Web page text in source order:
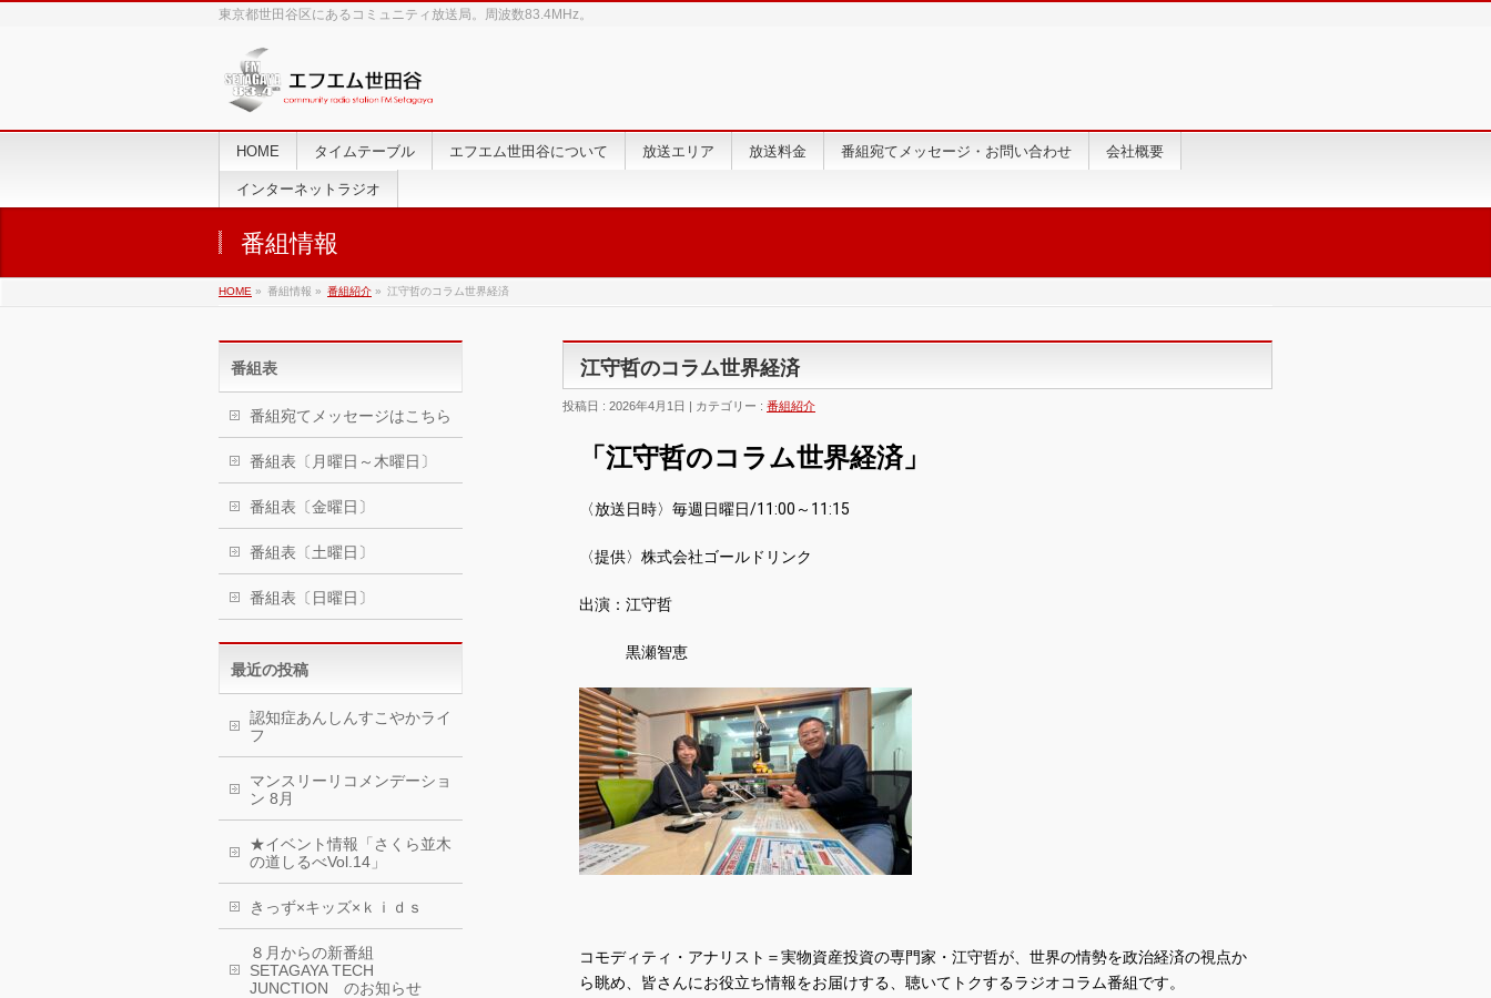
東京都世田谷区にあるコミュニティ放送局。周波数83.4MHz。
HOME タイムテーブル エフエム世田谷について 放送エリア 放送料金 番組宛てメッセージ・お問い合わせ 会社概要
インターネットラジオ
番組情報
HOME » 番組情報 » 番組紹介 » 江守哲のコラム世界経済
江守哲のコラム世界経済
投稿日 : 2026年4月1日 | カテゴリー : 番組紹介
「江守哲のコラム世界経済」
〈放送日時〉毎週日曜日/11:00～11:15
〈提供〉株式会社ゴールドリンク
出演：江守哲
黒瀬智恵
コモディティ・アナリスト＝実物資産投資の専門家・江守哲が、世界の情勢を政治経済の視点か
ら眺め、皆さんにお役立ち情報をお届けする、聴いてトクするラジオコラム番組です。
番組表
番組宛てメッセージはこちら
番組表〔月曜日～木曜日〕
番組表〔金曜日〕
番組表〔土曜日〕
番組表〔日曜日〕
最近の投稿
認知症あんしんすこやかライ
フ
マンスリーリコメンデーショ
ン 8月
★イベント情報「さくら並木
の道しるべVol.14」
きっず×キッズ×ｋｉｄｓ
８月からの新番組
SETAGAYA TECH
JUNCTION のお知らせ